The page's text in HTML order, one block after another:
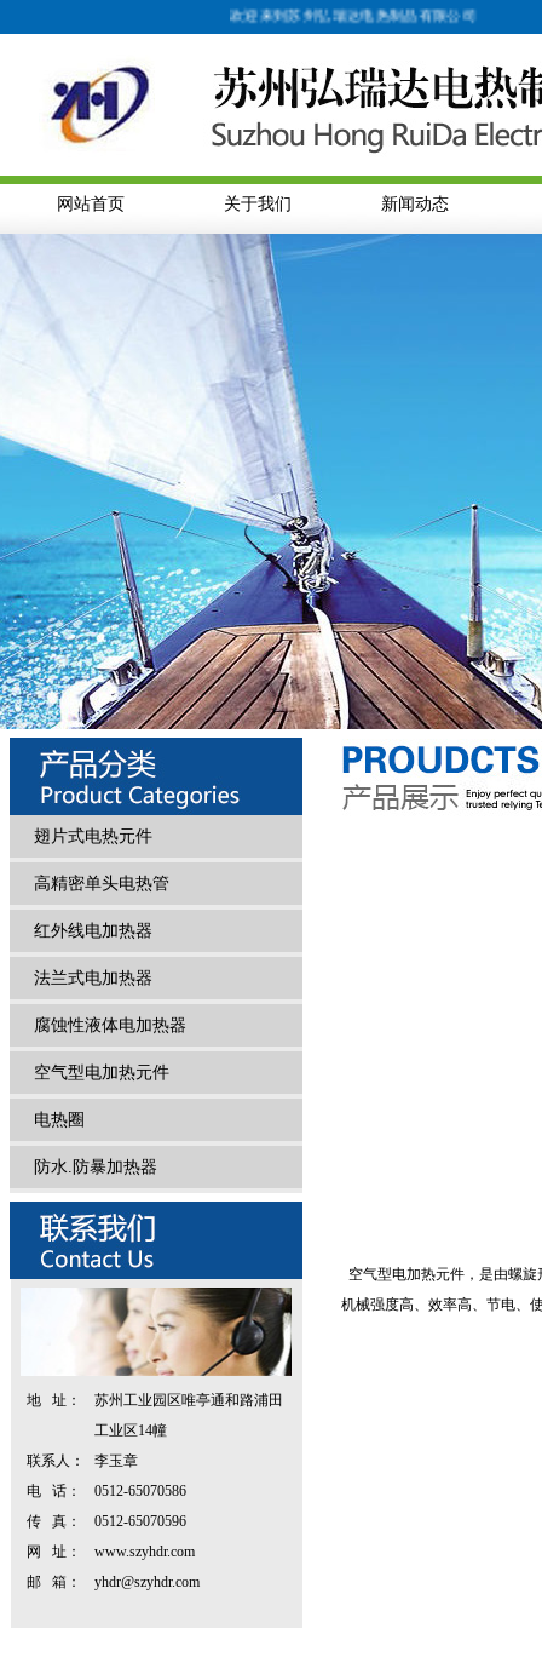
欢迎来到苏州弘瑞达电热制品有限公司
网站首页 关于我们 新闻动态
翅片式电热元件
高精密单头电热管
红外线电加热器
法兰式电加热器
腐蚀性液体电加热器
空气型电加热元件
电热圈
防水.防暴加热器
地 址：
苏州工业园区唯亭通和路浦田
工业区14幢
联系人：
李玉章
电 话：
0512-65070586
传 真：
0512-65070596
网 址：
www.szyhdr.com
邮 箱：
yhdr@szyhdr.com
空气型电加热元件，是由螺旋
机械强度高、效率高、节电、